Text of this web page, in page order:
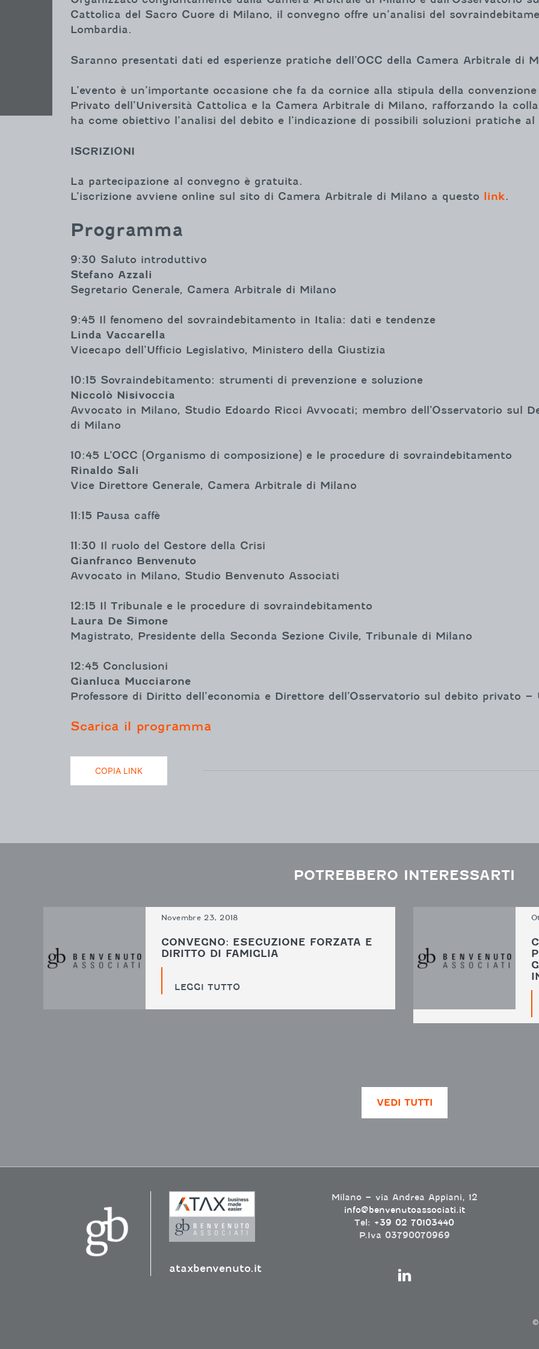
Cattolica del Sacro Cuore di Milano, il convegno offre un’analisi del
Lombardia.
Saranno presentati dati ed esperienze pratiche dell’OCC della Camera Arbitrale di
L’evento è un’importante occasione che fa da cornice alla stipula della
Privato dell’Università Cattolica e la Camera Arbitrale di Milano, rafforzando la
ha come obiettivo l’analisi del debito e l’indicazione di possibili soluzioni pratiche
ISCRIZIONI
La partecipazione al convegno è gratuita.
L’iscrizione avviene online sul sito di Camera Arbitrale di Milano a questo
link.
Programma
9:30 Saluto introduttivo
Stefano Azzali
Segretario Generale, Camera Arbitrale di Milano
9:45 Il fenomeno del sovraindebitamento in Italia: dati e tendenze
Linda Vaccarella
Vicecapo dell’Ufficio Legislativo, Ministero della Giustizia
10:15 Sovraindebitamento: strumenti di prevenzione e soluzione
Niccolò Nisivoccia
Avvocato in Milano, Studio Edoardo Ricci Avvocati; membro dell’Osservatorio sul
di Milano
10:45 L’OCC (Organismo di composizione) e le procedure di sovraindebitamento
Rinaldo Sali
Vice Direttore Generale, Camera Arbitrale di Milano
11:15 Pausa caffè
11:30 Il ruolo del Gestore della Crisi
Gianfranco Benvenuto
Avvocato in Milano, Studio Benvenuto Associati
12:15 Il Tribunale e le procedure di sovraindebitamento
Laura De Simone
Magistrato, Presidente della Seconda Sezione Civile, Tribunale di Milano
12:45 Conclusioni
Gianluca Mucciarone
Professore di Diritto dell’economia e Direttore dell’Osservatorio sul debito privato
Scarica il programma
COPIA LINK
POTREBBERO INTERESSARTI
Novembre 23, 2018
CONVEGNO: ESECUZIONE FORZATA E
DIRITTO DI FAMIGLIA
LEGGI TUTTO
VEDI TUTTI
ataxbenvenuto.it
Milano – via Andrea Appiani, 12
info@benvenutoassociati.it
Tel: +39 02 70103440
P.Iva 03790070969